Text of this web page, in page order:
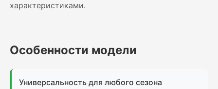
характеристиками.
Особенности модели
Универсальность для любого сезона